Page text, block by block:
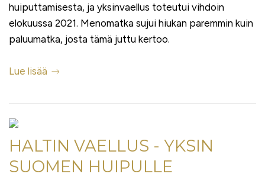
huiputtamisesta, ja yksinvaellus toteutui vihdoin
elokuussa 2021. Menomatka sujui hiukan paremmin kuin
paluumatka, josta tämä juttu kertoo.
Lue lisää
HALTIN VAELLUS - YKSIN
SUOMEN HUIPULLE